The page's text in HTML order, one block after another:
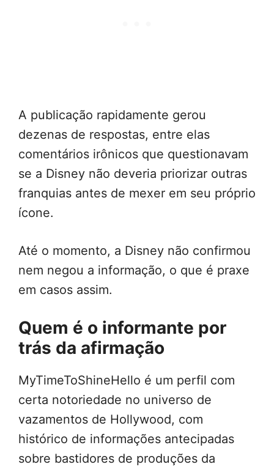
A publicação rapidamente gerou
dezenas de respostas, entre elas
comentários irônicos que questionavam
se a Disney não deveria priorizar outras
franquias antes de mexer em seu próprio
ícone.
Até o momento, a Disney não confirmou
nem negou a informação, o que é praxe
em casos assim.
Quem é o informante por
trás da afirmação
MyTimeToShineHello é um perfil com
certa notoriedade no universo de
vazamentos de Hollywood, com
histórico de informações antecipadas
sobre bastidores de produções da